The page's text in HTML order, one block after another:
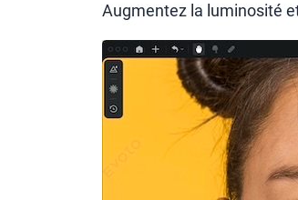
Augmentez la luminosité